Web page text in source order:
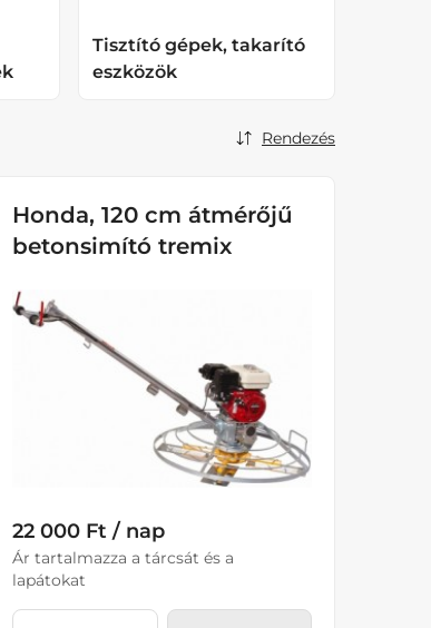
Tisztító gépek, takarító
eszközök
Rendezés
Honda, 120 cm átmérőjű
betonsimító tremix
22 000 Ft / nap
Ár tartalmazza a tárcsát és a
lapátokat